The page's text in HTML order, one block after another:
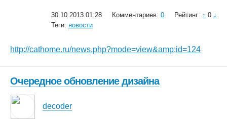
30.10.2013 01:28 Комментариев: 0 Рейтинг: ↑ 0 ↓
Теги: новости
http://cathome.ru/news.php?mode=view&amp;id=124
Очередное обновление дизайна
decoder